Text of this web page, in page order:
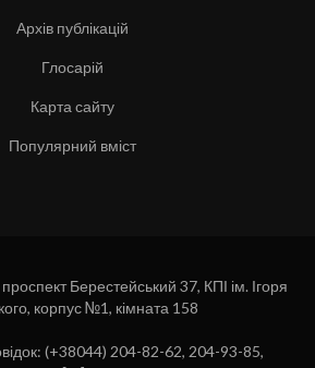
Архів публікацій
Глосарій
Карта сайту
Популярний вміст
Берестейський 37, КПІ ім. Ігоря
корпус №1, кімната 158
(+38044) 204-82-62, 204-93-85,